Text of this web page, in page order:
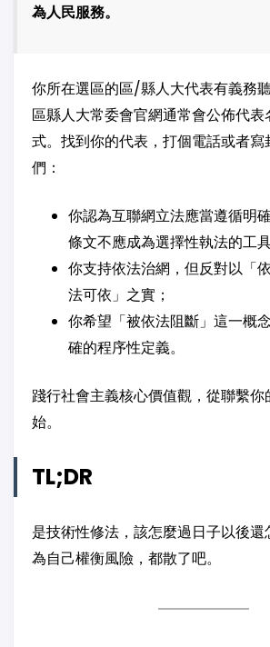
為人民服務。
你所在選區的區/縣人大代表有義務
區縣人大常委會官網通常會公佈代
式。找到你的代表，打個電話或者寫
們：
你認為互聯網立法應當遵循明
條文不應成為選擇性執法的工具
你支持依法治網，但反對以「
法可依」之實；
你希望「被依法阻斷」這一概
確的程序性定義。
踐行社會主義核心價值觀，從聯繫你
始。
TL;DR
是技術性修法，該怎麼過日子以後
為自己權衡風險，都散了吧。